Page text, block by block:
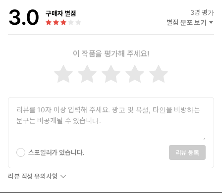
3.0 구매자 별점 3명 평가
별점 분포 보기
이 작품을 평가해 주세요!
스포일러가 있습니다. 리뷰 등록
리뷰 작성 유의사항